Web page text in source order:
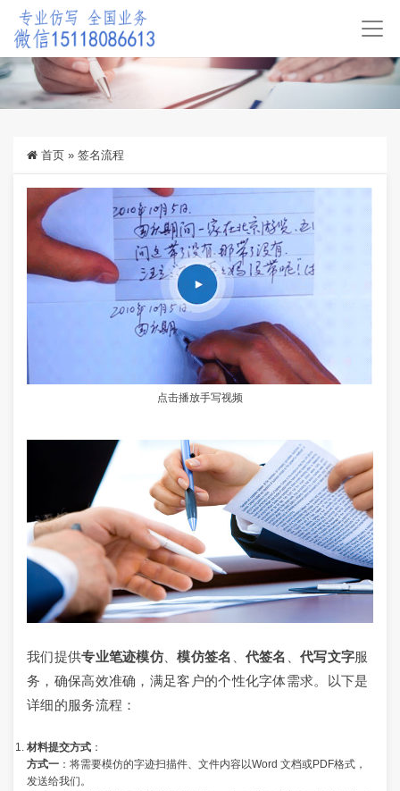
首页 » 签名流程
点击播放手写视频
我们提供专业笔迹模仿 、模仿签名 代签名 、代写文字服
务，确保高效准确，满足客户的个性化字体需求。以下是
详细的服务流程：
材料提交方式 ：
方式一 ：将需要模仿的字迹扫描件、文件内容以Word 文档或PDF格式，
发送给我们。